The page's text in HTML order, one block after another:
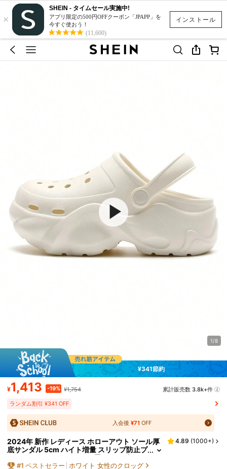
インストール
×
SHEIN - タイムセール実施中!
アプリ限定の500円OFFクーポン「JPAPP」を
今すぐ使おう！
(11,600)
1/8
¥341節約
¥1,413 -19% ¥1,754
累計販売数 3.8k+件
ランダム割引 ¥341 OFF
入会後¥71 OFF
2024年 新作 レディース ホローアウト ソール厚
底サンダル 5cm ハイト増量 スリップ防止プ
ラットフォーム アウトドア用クローズドト
ウスリッパー 非滑り ソリッドカラー 園芸用シュ
4.89 (1000+)
#1 ベストセラー ホワイト 女性のクロッグ